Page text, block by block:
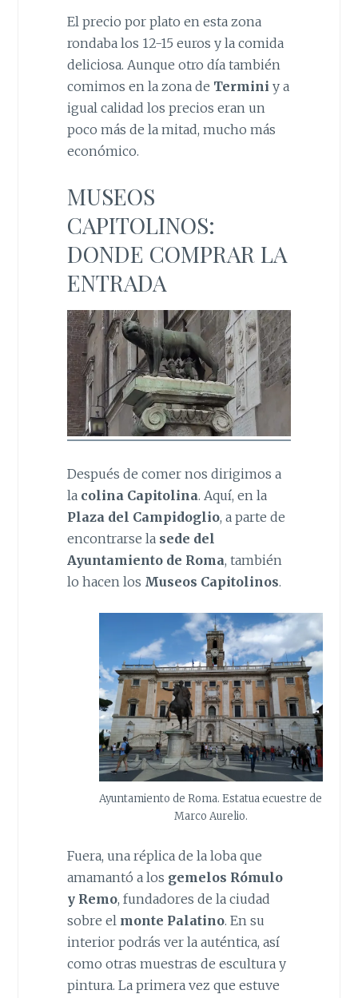
El precio por plato en esta zona
rondaba los 12-15 euros y la comida
deliciosa. Aunque otro día también
comimos en la zona de Termini y a
igual calidad los precios eran un
poco más de la mitad, mucho más
económico.
MUSEOS
CAPITOLINOS:
DONDE COMPRAR LA
ENTRADA
Después de comer nos dirigimos a
la colina Capitolina. Aquí, en la
Plaza del Campidoglio, a parte de
encontrarse la sede del
Ayuntamiento de Roma, también
lo hacen los Museos Capitolinos.
Ayuntamiento de Roma. Estatua ecuestre de
Marco Aurelio.
Fuera, una réplica de la loba que
amamantó a los gemelos Rómulo
y Remo, fundadores de la ciudad
sobre el monte Palatino. En su
interior podrás ver la auténtica, así
como otras muestras de escultura y
pintura. La primera vez que estuve